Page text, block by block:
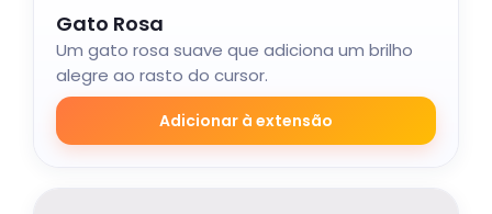
Gato Rosa
Um gato rosa suave que adiciona um brilho
alegre ao rasto do cursor.
Adicionar à extensão